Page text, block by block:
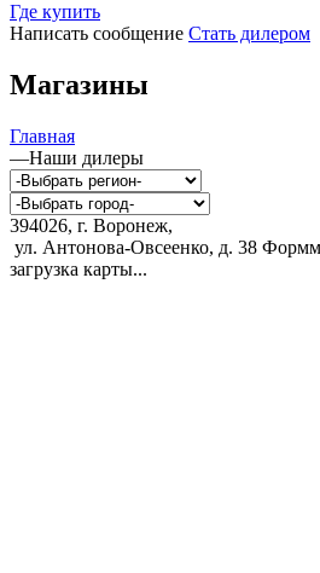
Где купить
Написать сообщение Стать дилером
Магазины
Главная
—Наши дилеры
394026, г. Воронеж,
ул. Антонова-Овсеенко, д. 38
загрузка карты...